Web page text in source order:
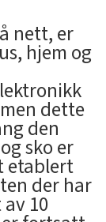
nett, er
hjem og
dette
den
sko er
etablert
der har
10